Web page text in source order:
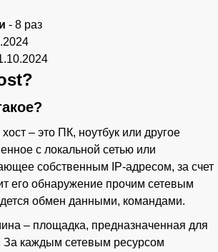
- 8 раз
– это ПК, ноутбук или другое
с локальной сетью или
собственным IP-адресом, за счет
его обнаружение прочим сетевым
обмен данными, командами.
– площадка, предназначенная для
За каждым сетевым ресурсом